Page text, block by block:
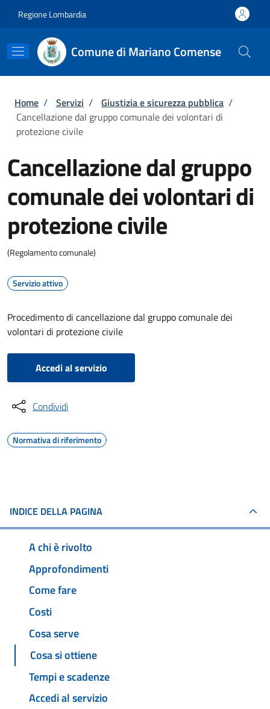
Regione Lombardia
Comune di Mariano Comense
Briciole di pane
Home / Servizi / Giustizia e sicurezza pubblica /
Cancellazione dal gruppo comunale dei volontari di
protezione civile
Cancellazione dal gruppo
comunale dei volontari di
protezione civile
(Regolamento comunale)
Servizio attivo
Procedimento di cancellazione dal gruppo comunale dei
volontari di protezione civile
Accedi al servizio
Condividi
Normativa di riferimento
INDICE DELLA PAGINA
A chi è rivolto
Approfondimenti
Come fare
Costi
Cosa serve
Cosa si ottiene
Tempi e scadenze
Accedi al servizio